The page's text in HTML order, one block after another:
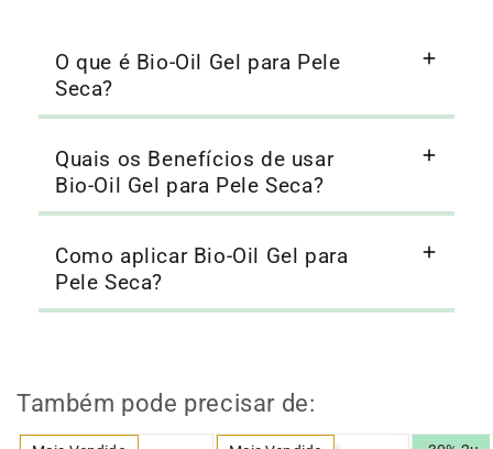
O que é Bio-Oil Gel para Pele
Seca?
Quais os Benefícios de usar
Bio-Oil Gel para Pele Seca?
Como aplicar Bio-Oil Gel para
Pele Seca?
Também pode precisar de: